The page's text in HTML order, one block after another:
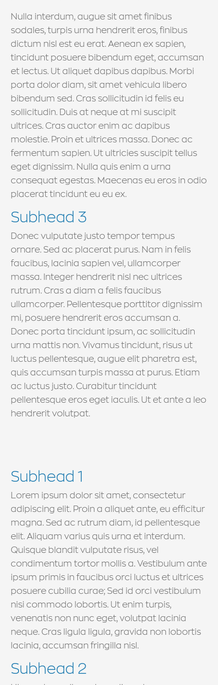
Nulla interdum, augue sit amet finibus
sodales, turpis urna hendrerit eros, finibus
dictum nisl est eu erat. Aenean ex sapien,
tincidunt posuere bibendum eget, accumsan
et lectus. Ut aliquet dapibus dapibus. Morbi
porta dolor diam, sit amet vehicula libero
bibendum sed. Cras sollicitudin id felis eu
sollicitudin. Duis at neque at mi suscipit
ultrices. Cras auctor enim ac dapibus
molestie. Proin et ultrices massa. Donec ac
fermentum sapien. Ut ultricies suscipit tellus
eget dignissim. Nulla quis enim a urna
consequat egestas. Maecenas eu eros in odio
placerat tincidunt eu eu ex.
Subhead 3
Donec vulputate justo tempor tempus
ornare. Sed ac placerat purus. Nam in felis
faucibus, lacinia sapien vel, ullamcorper
massa. Integer hendrerit nisl nec ultrices
rutrum. Cras a diam a felis faucibus
ullamcorper. Pellentesque porttitor dignissim
mi, posuere hendrerit eros accumsan a.
Donec porta tincidunt ipsum, ac sollicitudin
urna mattis non. Vivamus tincidunt, risus ut
luctus pellentesque, augue elit pharetra est,
quis accumsan turpis massa at purus. Etiam
ac luctus justo. Curabitur tincidunt
pellentesque eros eget iaculis. Ut et ante a leo
hendrerit volutpat.
Subhead 1
Lorem ipsum dolor sit amet, consectetur
adipiscing elit. Proin a aliquet ante, eu efficitur
magna. Sed ac rutrum diam, id pellentesque
elit. Aliquam varius quis urna et interdum.
Quisque blandit vulputate risus, vel
condimentum tortor mollis a. Vestibulum ante
ipsum primis in faucibus orci luctus et ultrices
posuere cubilia curae; Sed id orci vestibulum
nisi commodo lobortis. Ut enim turpis,
venenatis non nunc eget, volutpat lacinia
neque. Cras ligula ligula, gravida non lobortis
lacinia, accumsan fringilla nisl.
Subhead 2